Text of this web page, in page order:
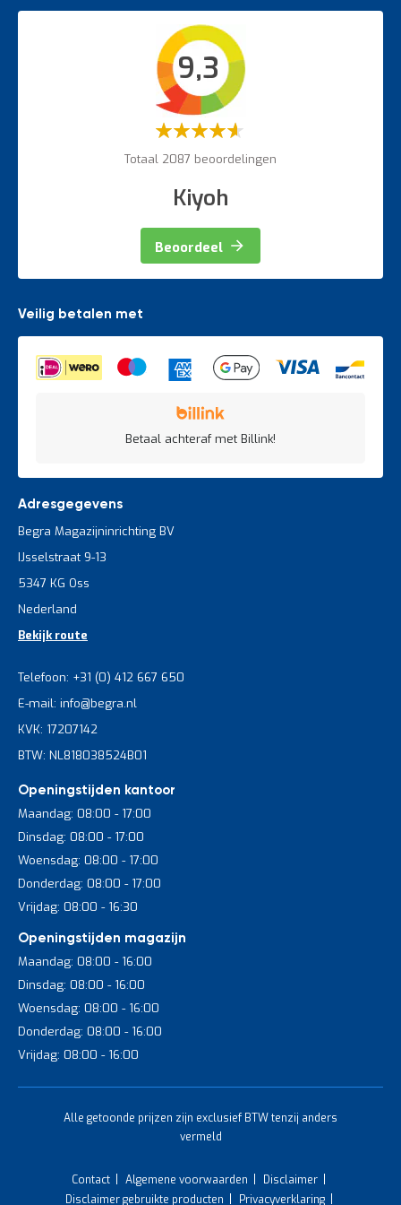
Bordestrappen
Werkplaatsinrichting accessoires
9,3
Waardering:
Totaal 2087 beoordelingen
Kiyoh
Beoordeel
Veilig betalen met
Betaal achteraf met Billink!
Adresgegevens
Begra Magazijninrichting BV
IJsselstraat 9-13
5347 KG Oss
Nederland
Bekijk route
Telefoon: +31 (0) 412 667 650
E-mail: info@begra.nl
KVK: 17207142
BTW: NL818038524B01
Openingstijden kantoor
Maandag: 08:00 - 17:00
Dinsdag: 08:00 - 17:00
Woensdag: 08:00 - 17:00
Donderdag: 08:00 - 17:00
Vrijdag: 08:00 - 16:30
Openingstijden magazijn
Maandag: 08:00 - 16:00
Dinsdag: 08:00 - 16:00
Woensdag: 08:00 - 16:00
Donderdag: 08:00 - 16:00
Vrijdag: 08:00 - 16:00
Alle getoonde prijzen zijn exclusief BTW tenzij anders
vermeld
Contact Algemene voorwaarden
Disclaimer
Disclaimer gebruikte producten
Privacyverklaring